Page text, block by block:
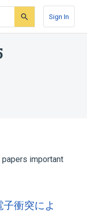
Sign In
important
衝突によ